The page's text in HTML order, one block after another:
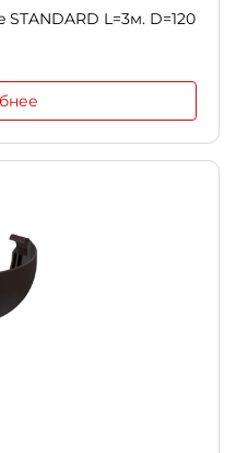
L=3м. D=120